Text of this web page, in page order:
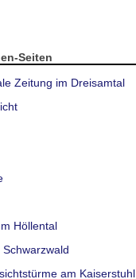
Seiten
Zeitung im Dreisamtal
Höllental
am Kaiserstuhl